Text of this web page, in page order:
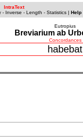
IntraText
- Inverse - Length - Statistics| Help
Eutropius
Breviarium ab
Concordances
habebat